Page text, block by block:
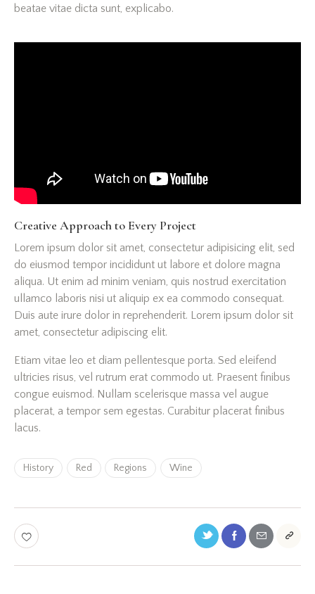
beatae vitae dicta sunt, explicabo.
Creative Approach to Every Project
Lorem ipsum dolor sit amet, consectetur adipisicing elit, sed
do eiusmod tempor incididunt ut labore et dolore magna
aliqua. Ut enim ad minim veniam, quis nostrud exercitation
ullamco laboris nisi ut aliquip ex ea commodo consequat.
Duis aute irure dolor in reprehenderit. Lorem ipsum dolor sit
amet, consectetur adipiscing elit.
Etiam vitae leo et diam pellentesque porta. Sed eleifend
ultricies risus, vel rutrum erat commodo ut. Praesent finibus
congue euismod. Nullam scelerisque massa vel augue
placerat, a tempor sem egestas. Curabitur placerat finibus
lacus.
History Red Regions Wine